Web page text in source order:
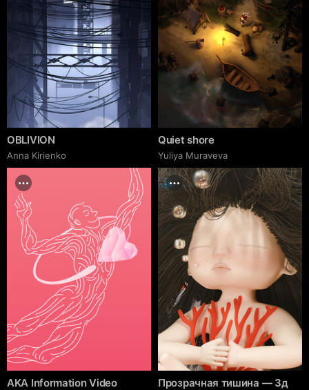
OBLIVION
Anna Kirienko
Quiet shore
Yuliya Muraveva
AKA Information Video
Прозрачная тишина — 3д